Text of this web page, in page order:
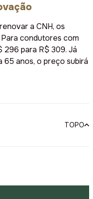
a CNH, os
Para condutores com
296 para R$ 309. Já
65 anos, o preço subirá
TOPO